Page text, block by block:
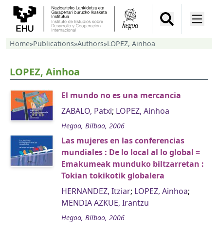
Home»Publications»Authors»LOPEZ, Ainhoa
LOPEZ, Ainhoa
El mundo no es una mercancia
ZABALO, Patxi; LOPEZ, Ainhoa
Hegoa, Bilbao, 2006
Las mujeres en las conferencias
mundiales : De lo local al lo global =
Emakumeak munduko biltzarretan :
Tokian tokikotik globalera
HERNANDEZ, Itziar; LOPEZ, Ainhoa;
MENDIA AZKUE, Irantzu
Hegoa, Bilbao, 2006